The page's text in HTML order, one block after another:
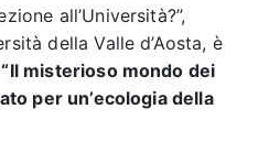
all’Università?”,
della Valle d’Aosta, è
“Il misterioso mondo dei
per un’ecologia della